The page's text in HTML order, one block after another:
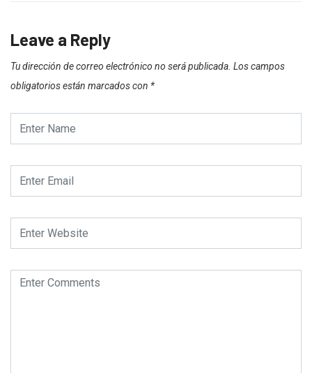
Leave a Reply
Tu dirección de correo electrónico no será publicada. Los campos
obligatorios están marcados con *